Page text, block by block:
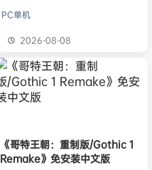
版
PC单机
2026-08-08
《哥特王朝：重制版/Gothic 1
Remake》免安装中文版